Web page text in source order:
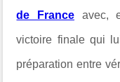
de France avec,
victoire finale qui
préparation entre